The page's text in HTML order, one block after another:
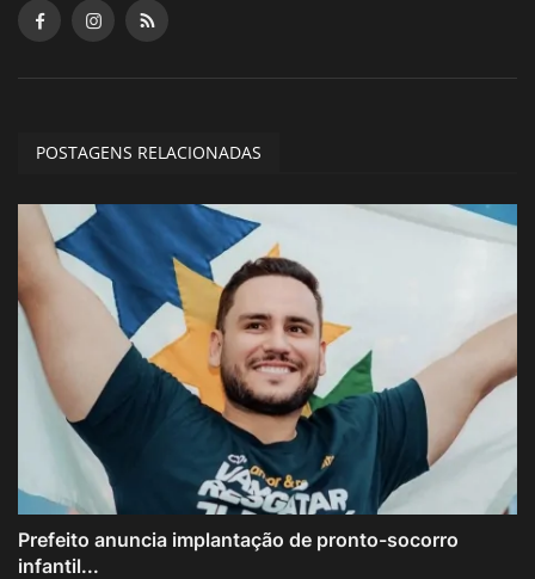
POSTAGENS RELACIONADAS
Prefeito anuncia implantação de pronto-socorro
infantil...